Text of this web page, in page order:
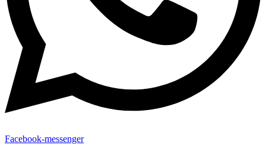
Facebook-messenger